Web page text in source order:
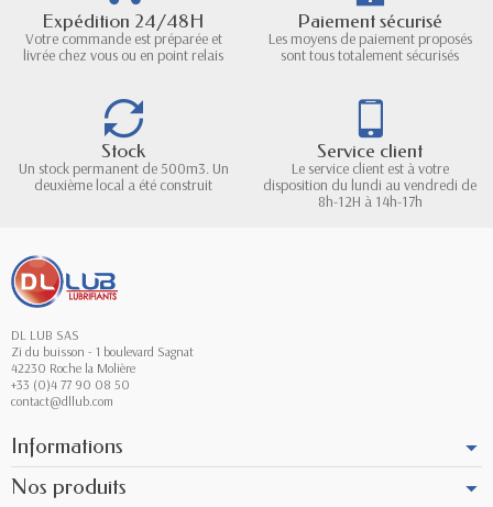
Expédition 24/48H
Votre commande est préparée et
livrée chez vous ou en point relais
Paiement sécurisé
Les moyens de paiement proposés
sont tous totalement sécurisés
Stock
Un stock permanent de 500m3. Un
deuxième local a été construit
Service client
Le service client est à votre
disposition du lundi au vendredi de
8h-12H à 14h-17h
DL LUB SAS
Zi du buisson - 1 boulevard Sagnat
42230 Roche la Molière
+33 (0)4 77 90 08 50
contact@dllub.com
Informations
Nos produits